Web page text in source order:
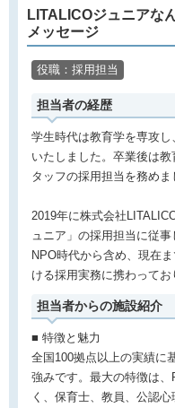
LITALICOジュニアな
メッセージ
役職：採用担当
担当者の経歴
学生時代は教育学を専攻
いたしました。卒業後は
タッフの採用担当を務めま
2019年に株式会社
ュニア」の採用担当に従事
NPO時代から含め、現在
ける採用実務に携わってお
担当者からの施設紹介
■ 特徴と魅力
全国100拠点以上の実績に
強みです。最大の特徴は
く、保育士、教員、公認